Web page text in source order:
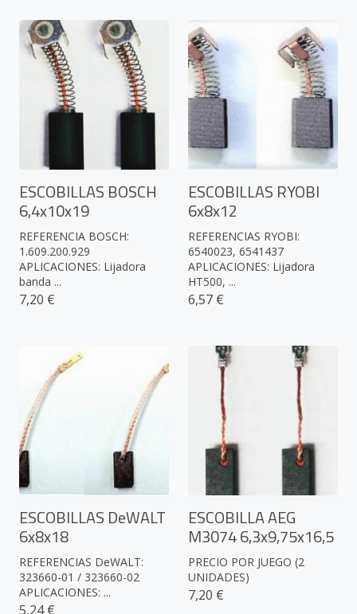
ESCOBILLAS BOSCH
6,4x10x19
REFERENCIA BOSCH:
1.609.200.929
APLICACIONES: Lijadora
banda ...
7,20 €
ESCOBILLAS RYOBI
6x8x12
REFERENCIAS RYOBI:
6540023, 6541437
APLICACIONES: Lijadora
HT500, ...
6,57 €
ESCOBILLAS DeWALT
6x8x18
REFERENCIAS DeWALT:
323660-01 / 323660-02
APLICACIONES: ...
5,24 €
ESCOBILLA AEG
M3074 6,3x9,75x16,5
PRECIO POR JUEGO (2
UNIDADES)
7,20 €